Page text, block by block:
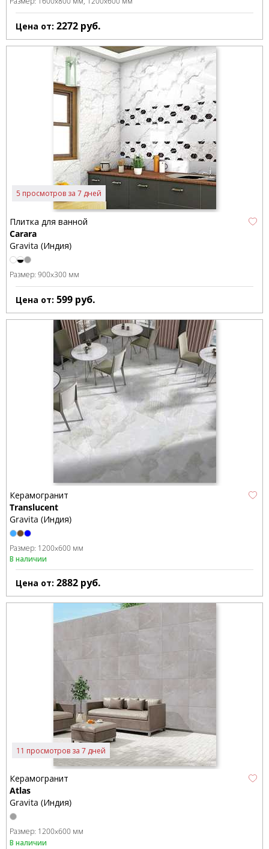
Цена от: 2272 руб.
5 просмотров за 7 дней
Плитка для ванной
Carara
Gravita (Индия)
Размер: 900x300 мм
Цена от: 599 руб.
Керамогранит
Translucent
Gravita (Индия)
Размер: 1200x600 мм
В наличии
Цена от: 2882 руб.
11 просмотров за 7 дней
Керамогранит
Atlas
Gravita (Индия)
Размер: 1200x600 мм
В наличии